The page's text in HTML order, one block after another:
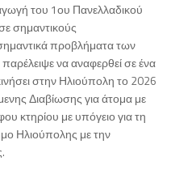
του 1ου Πανελλαδικού
σημαντικούς
προβλήματα των
να αναφερθεί σε ένα
στην Ηλιούπολη το 2026
Διαβίωσης για άτομα με
κτηρίου με υπόγειο για τη
Ηλιούπολης με την